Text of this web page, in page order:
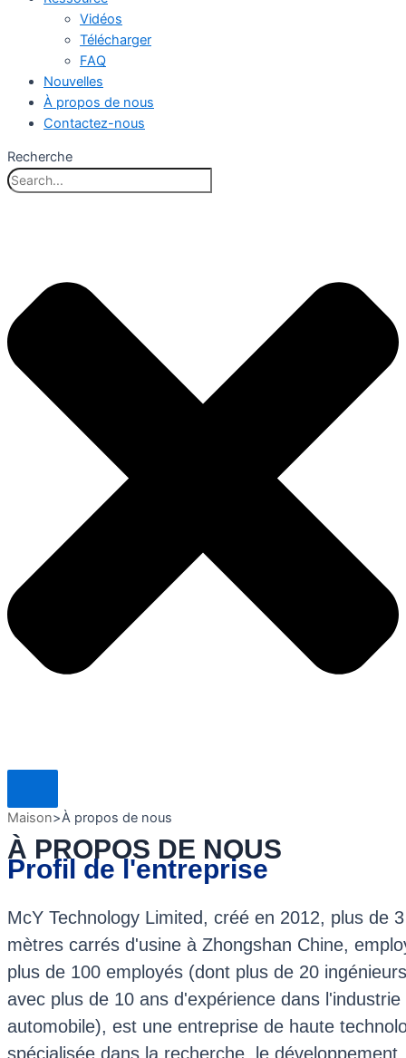
Vidéos
Télécharger
FAQ
Nouvelles
À propos de nous
Contactez-nous
Recherche
Maison>À propos de nous
À PROPOS DE NOUS
Profil de l'entreprise
McY Technology Limited, créé en 2012, plus de
mètres carrés d'usine à Zhongshan Chine,
plus de 100 employés (dont plus de 20 ingénieurs
avec plus de 10 ans d'expérience dans l'industrie
automobile), est une entreprise de haute
spécialisée dans la recherche, le